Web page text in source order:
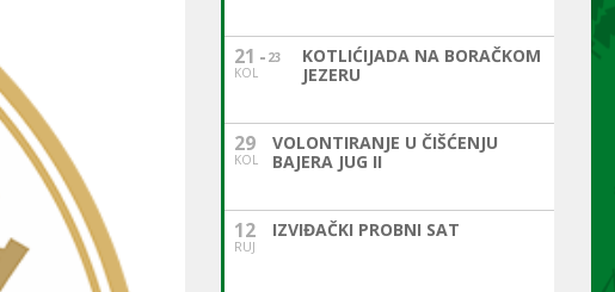
21
KOL
23
KOTLIĆIJADA NA BORAČKOM
JEZERU
29
KOL
VOLONTIRANJE U ČIŠĆENJU
BAJERA JUG II
12
RUJ
IZVIĐAČKI PROBNI SAT